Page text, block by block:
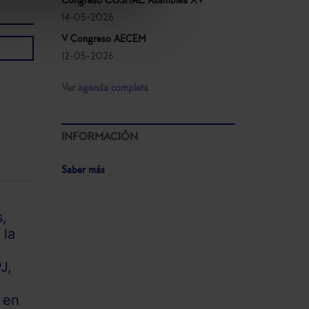
la
14-05-2026
V Congreso AECEM
12-05-2026
Ver agenda completa
INFORMACIÓN
Saber más